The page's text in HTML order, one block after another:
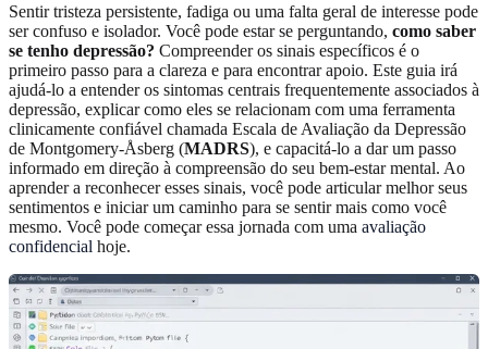
Sentir tristeza persistente, fadiga ou uma falta geral de interesse pode
ser confuso e isolador. Você pode estar se perguntando, como saber
se tenho depressão? Compreender os sinais específicos é o
primeiro passo para a clareza e para encontrar apoio. Este guia irá
ajudá-lo a entender os sintomas centrais frequentemente associados à
depressão, explicar como eles se relacionam com uma ferramenta
clinicamente confiável chamada Escala de Avaliação da Depressão
de Montgomery-Åsberg (MADRS), e capacitá-lo a dar um passo
informado em direção à compreensão do seu bem-estar mental. Ao
aprender a reconhecer esses sinais, você pode articular melhor seus
sentimentos e iniciar um caminho para se sentir mais como você
mesmo. Você pode começar essa jornada com uma avaliação
confidencial hoje.